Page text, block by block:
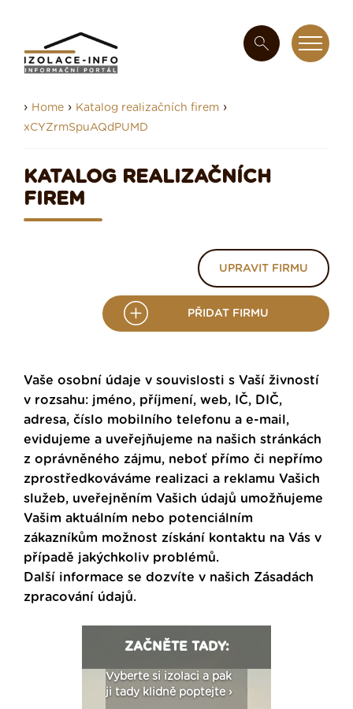
› Home › Katalog realizačních firem ›
xCYZrmSpuAQdPUMD
KATALOG REALIZAČNÍCH
FIREM
UPRAVIT FIRMU
PŘIDAT FIRMU
Vaše osobní údaje v souvislosti s Vaší živností
v rozsahu: jméno, příjmení, web, IČ, DIČ,
adresa, číslo mobilního telefonu a e-mail,
evidujeme a uveřejňujeme na našich stránkách
z oprávněného zájmu, neboť přímo či nepřímo
zprostředkováváme realizaci a reklamu Vašich
služeb, uveřejněním Vašich údajů umožňujeme
Vašim aktuálním nebo potenciálním
zákazníkům možnost získání kontaktu na Vás v
případě jakýchkoliv problémů.
Další informace se dozvíte v našich Zásadách
zpracování údajů.
ZAČNĚTE TADY:
Vyberte si izolaci a pak
ji tady klidně poptejte ›